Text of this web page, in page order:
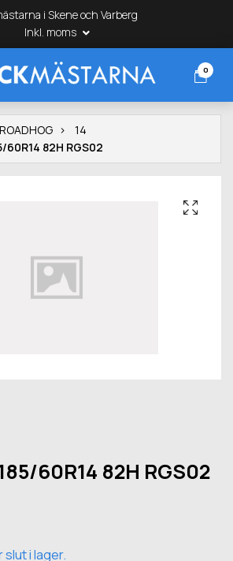
i Skene och Varberg
Inkl. moms
0
ROADHOG
14
60R14 82H RGS02
60R14 82H RGS02
i lager.